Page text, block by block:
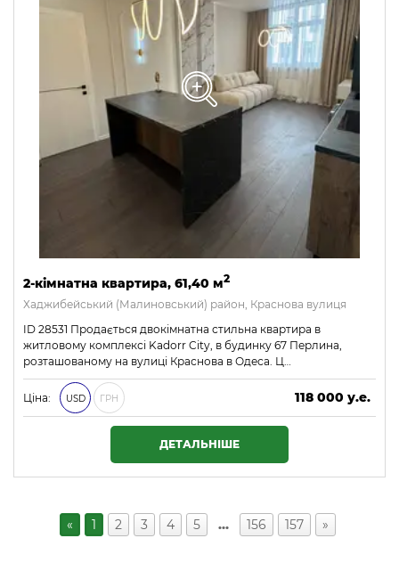
2-кімнатна квартира, 61,40 м2
Хаджибейський (Малиновський) район, Краснова вулиця
ID 28531 Продається двокімнатна стильна квартира в
житловому комплексі Kadorr City, в будинку 67 Перлина,
розташованому на вулиці Краснова в Одеса. Ц…
Ціна: USD ГРН
118 000 у.е.
5 074 000 ₴
ДЕТАЛЬНІШЕ
« 1 2 3 4 5 … 156 157 »